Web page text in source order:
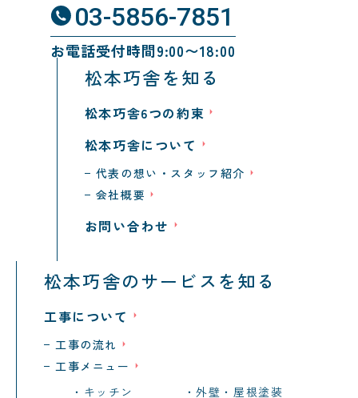
03-5856-7851
お電話受付時間9:00〜18:00
松本巧舎を知る
松本巧舎6つの約束
松本巧舎について
代表の想い・スタッフ紹介
会社概要
お問い合わせ
松本巧舎のサービスを知る
工事について
工事の流れ
工事メニュー
キッチン
外壁・屋根塗装